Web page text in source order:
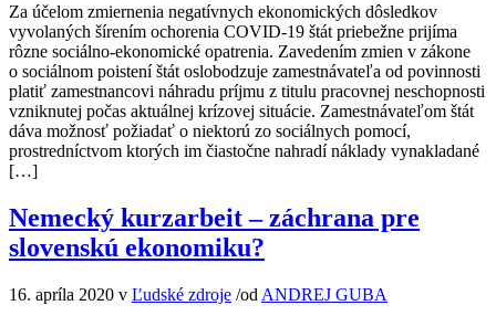
Za účelom zmiernenia negatívnych ekonomických dôsledkov
vyvolaných šírením ochorenia COVID-19 štát priebežne prijíma
rôzne sociálno-ekonomické opatrenia. Zavedením zmien v zákone
o sociálnom poistení štát oslobodzuje zamestnávateľa od povinnosti
platiť zamestnancovi náhradu príjmu z titulu pracovnej neschopnosti
vzniknutej počas aktuálnej krízovej situácie. Zamestnávateľom štát
dáva možnosť požiadať o niektorú zo sociálnych pomocí,
prostredníctvom ktorých im čiastočne nahradí náklady vynakladané
[…]
Nemecký kurzarbeit – záchrana pre
slovenskú ekonomiku?
16. apríla 2020 v Ľudské zdroje /od ANDREJ GUBA